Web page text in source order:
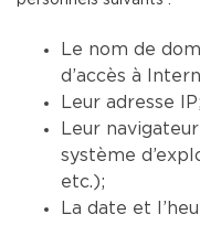
Le nom de
d’accès à
Leur adresse IP;
Leur
système
etc.);
La date et